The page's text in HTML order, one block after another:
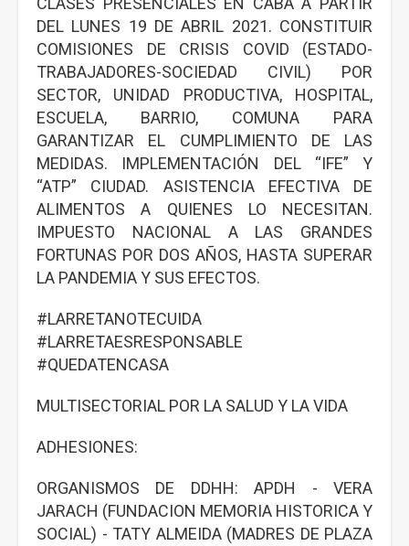
DEL LUNES 19 DE ABRIL 2021. CONSTITUIR
COMISIONES DE CRISIS COVID (ESTADO-
TRABAJADORES-SOCIEDAD CIVIL) POR
SECTOR, UNIDAD PRODUCTIVA, HOSPITAL,
ESCUELA, BARRIO, COMUNA PARA
GARANTIZAR EL CUMPLIMIENTO DE LAS
MEDIDAS. IMPLEMENTACIÓN DEL “IFE” Y
“ATP” CIUDAD. ASISTENCIA EFECTIVA DE
ALIMENTOS A QUIENES LO NECESITAN.
IMPUESTO NACIONAL A LAS GRANDES
FORTUNAS POR DOS AÑOS, HASTA SUPERAR
LA PANDEMIA Y SUS EFECTOS.
#LARRETANOTECUIDA
#LARRETAESRESPONSABLE
#QUEDATENCASA
MULTISECTORIAL POR LA SALUD Y LA VIDA
ADHESIONES:
ORGANISMOS DE DDHH: APDH - VERA
JARACH (FUNDACION MEMORIA HISTORICA Y
SOCIAL) - TATY ALMEIDA (MADRES DE PLAZA